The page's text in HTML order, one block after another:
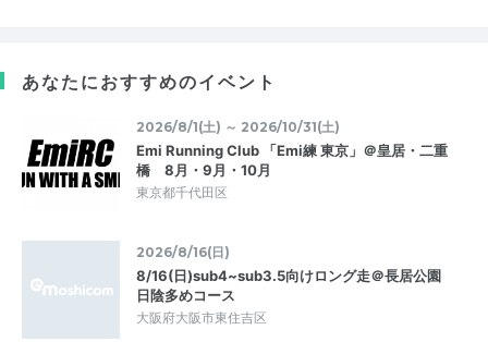
あなたにおすすめのイベント
2026/8/1(土) ～ 2026/10/31(土)
Emi Running Club 「Emi練 東京」＠皇居・二重
橋 8月・9月・10月
東京都千代田区
2026/8/16(日)
8/16(日)sub4~sub3.5向けロング走＠長居公園
日陰多めコース
大阪府大阪市東住吉区